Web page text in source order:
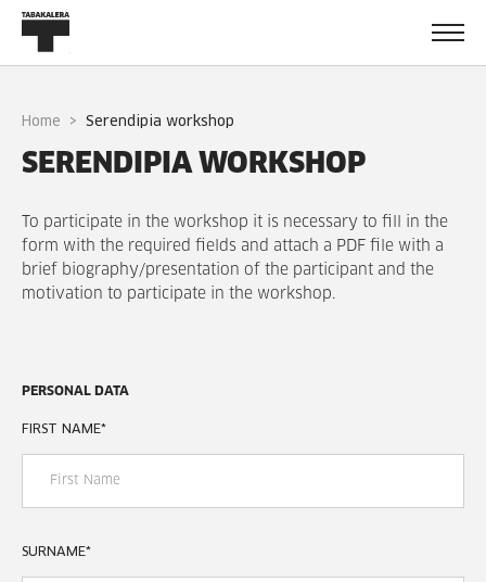
Home serendipia workshop
SERENDIPIA WORKSHOP
To participate in the workshop it is necessary to fill in the
form with the required fields and attach a PDF file with a
brief biography/presentation of the participant and the
motivation to participate in the workshop.
PERSONAL DATA
FIRST NAME*
SURNAME*